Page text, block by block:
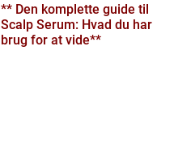
** Den komplette guide til
Scalp Serum: Hvad du har
brug for at vide**